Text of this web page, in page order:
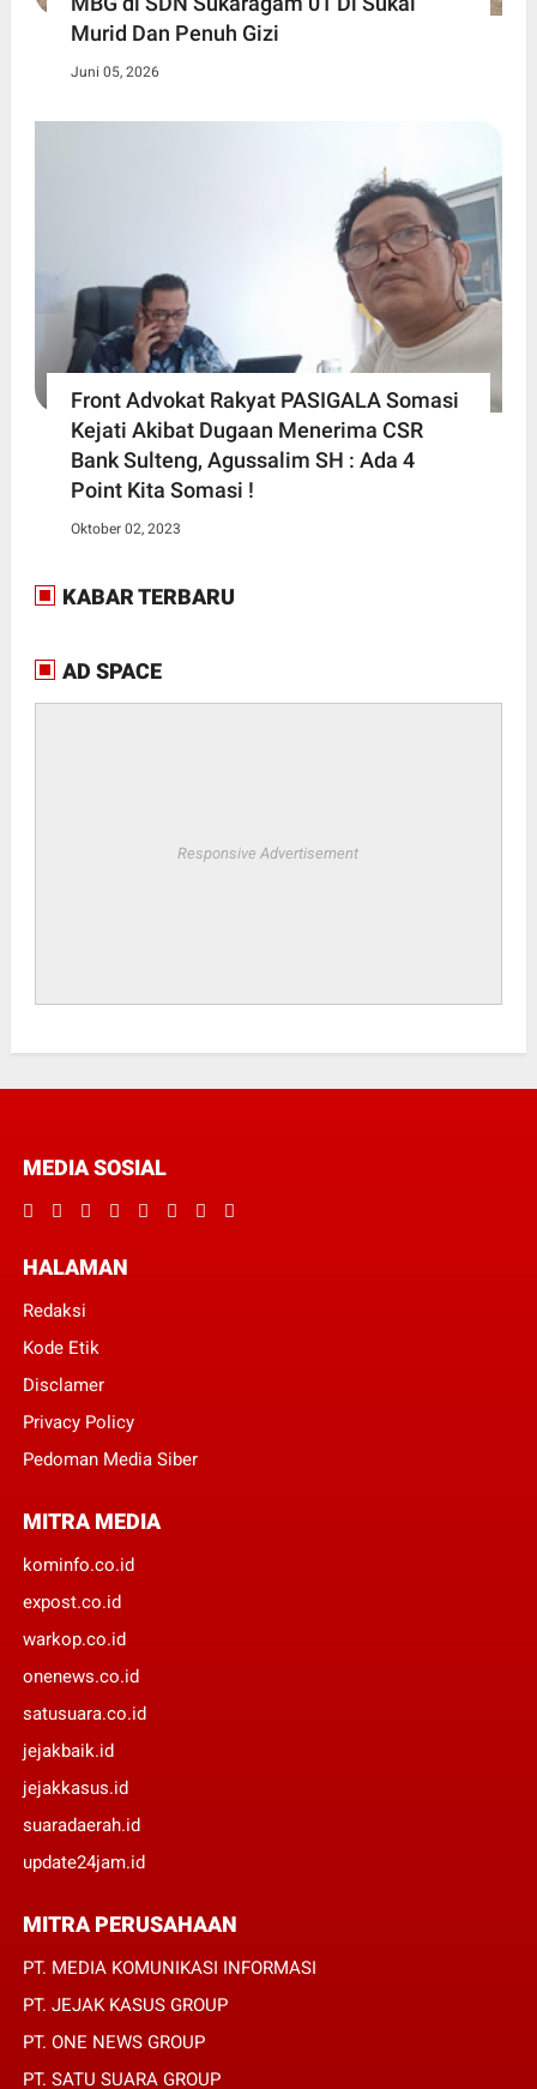
Murid Dan Penuh Gizi
Juni 05, 2026
Front Advokat Rakyat PASIGALA Somasi
Kejati Akibat Dugaan Menerima CSR
Bank Sulteng, Agussalim SH : Ada 4
Point Kita Somasi !
Oktober 02, 2023
KABAR TERBARU
AD SPACE
Responsive Advertisement
MEDIA SOSIAL
HALAMAN
Redaksi
Kode Etik
Disclamer
Privacy Policy
Pedoman Media Siber
MITRA MEDIA
kominfo.co.id
expost.co.id
warkop.co.id
onenews.co.id
satusuara.co.id
jejakbaik.id
jejakkasus.id
suaradaerah.id
update24jam.id
MITRA PERUSAHAAN
PT. MEDIA KOMUNIKASI INFORMASI
PT. JEJAK KASUS GROUP
PT. ONE NEWS GROUP
PT. SATU SUARA GROUP